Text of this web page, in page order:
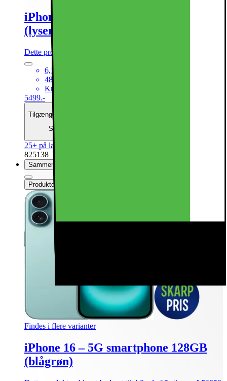
iPhone 16 – 5G smartphone 128GB
(lyserød)
Dette produkt er blevet bedømt til 4.8 ud af 5 stjerner.
6,1“ Super Retina XDR-skærm
48MP hovedkamera + 12MP ultrawide kamera
Kraftfuld A18 Bionic CPU med 5G
5499.-
Tilgængelig med finansiering
Se månedspris
25+ på lager online
825138
Sammenlign
Produktdatablad
Findes i flere varianter
iPhone 16 – 5G smartphone 128GB
(blågrøn)